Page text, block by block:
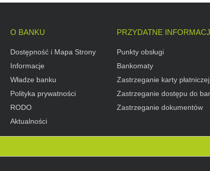
O BANKU
Dostępność i Mapa Strony
Informacje
Władze banku
Polityka prywatności
RODO
Aktualności
PRZYDATNE
Punkty obsługi
Bankomaty
Zastrzeganie karty płatniczej
Zastrzeganie dostępu do
Zastrzeganie dokumentów